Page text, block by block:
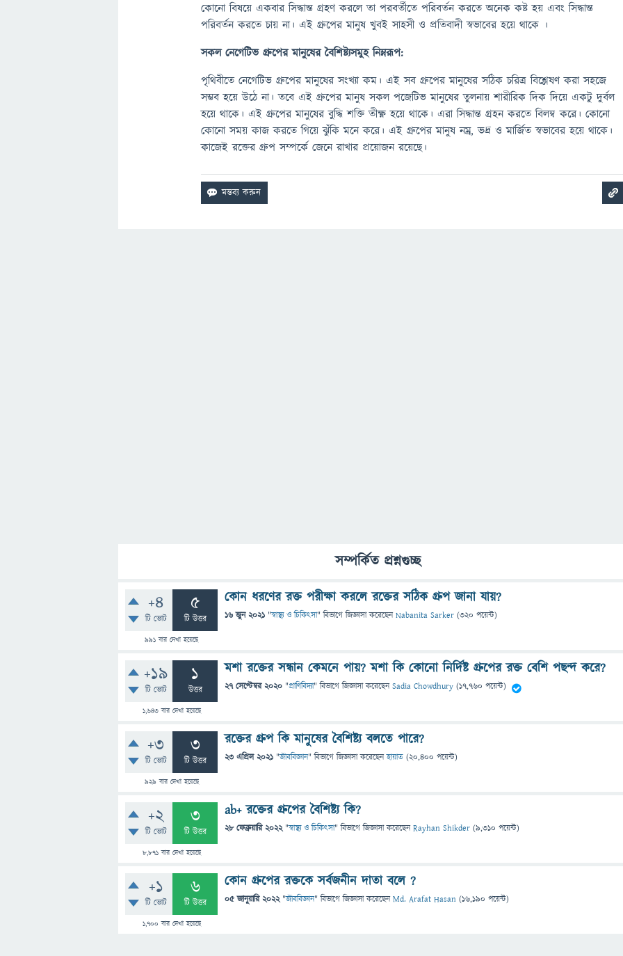
কোনো বিষয়ে একবার সিদ্ধান্ত গ্রহণ করলে তা পরবর্তীতে পরিবর্তন করতে অনেক কষ্ট হয় এবং সিদ্ধান্ত
পরিবর্তন করতে চায় না। এই গ্রুপের মানুষ খুবই সাহসী ও প্রতিবাদী স্বভাবের হয়ে থাকে ।
সকল নেগেটিভ গ্রুপের মানুষের বৈশিষ্ট্যসমুহ নিম্নরূপ:
পৃথিবীতে নেগেটিভ গ্রুপের মানুষের সংখ্যা কম। এই সব গ্রুপের মানুষের সঠিক চরিত্র বিশ্লেষণ করা সহজে
সম্ভব হয়ে উঠে না। তবে এই গ্রুপের মানুষ সকল পজেটিভ মানুষের তুলনায় শারীরিক দিক দিয়ে একটু দুর্বল
হয়ে থাকে। এই গ্রুপের মানুষের বুদ্ধি শক্তি তীক্ষ্ণ হয়ে থাকে। এরা সিদ্ধান্ত গ্রহন করতে বিলম্ব করে। কোনো
কোনো সময় কাজ করতে গিয়ে ঝুঁকি মনে করে। এই গ্রুপের মানুষ নম্র, ভদ্র ও মার্জিত স্বভাবের হয়ে থাকে।
কাজেই রক্তের গ্রুপ সম্পর্কে জেনে রাখার প্রয়োজন রয়েছে।
সম্পর্কিত প্রশ্নগুচ্ছ
+4
টি ভোট
5
টি উত্তর
991 বার দেখা হয়েছে
কোন ধরণের রক্ত পরীক্ষা করলে রক্তের সঠিক গ্রুপ জানা যায়?
16 জুন 2021 "স্বাস্থ্য ও চিকিৎসা" বিভাগে জিজ্ঞাসাকরেছেনNabanita Sarker (320 পয়েন্ট)
+19
টি ভোট
1
উত্তর
1,643বার দেখা হয়েছে
মশা রক্তের সন্ধান কেমনে পায়? মশা কি কোনো নির্দিষ্ট গ্রুপের রক্ত বেশি পছন্দ করে?
27 সেপ্টেম্বর 2020 "প্রাণিবিদ্যা" বিভাগে জিজ্ঞাসাকরেছেনSadia Chowdhury (17,760 পয়েন্ট)
+3
টি ভোট
3
টি উত্তর
929 বার দেখা হয়েছে
রক্তের গ্রুপ কি মানুষের বৈশিষ্ট্য বলতে পারে?
23 এপ্রিল 2021 "জীববিজ্ঞান" বিভাগে জিজ্ঞাসাকরেছেনহায়াত (20,400 পয়েন্ট)
+2
টি ভোট
3
টি উত্তর
8,871বার দেখা হয়েছে
ab+ রক্তের গ্রুপের বৈশিষ্ট্য কি?
28 ফেব্রুয়ারি 2022 "স্বাস্থ্য ও চিকিৎসা" বিভাগে জিজ্ঞাসাকরেছেনRayhan Shikder (9,310 পয়েন্ট)
+1
টি ভোট
6
টি উত্তর
1,700 বার দেখা হয়েছে
কোন গ্রুপের রক্তকে সর্বজনীন দাতা বলে ?
05 জানুয়ারি 2022 "জীববিজ্ঞান" বিভাগে জিজ্ঞাসাকরেছেনMd. Arafat Hasan (16,190 পয়েন্ট)